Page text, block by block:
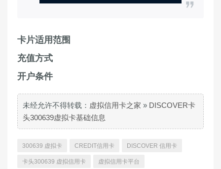
卡片适用范围
充值方式
开户条件
未经允许不得转载： 虚拟信用卡之家 » DISCOVER卡
头300639虚拟卡基础信息
300639 虚拟卡 CREDIT信用卡 DISCOVER 信用卡
卡头300639 虚拟信用卡 虚拟信用卡平台